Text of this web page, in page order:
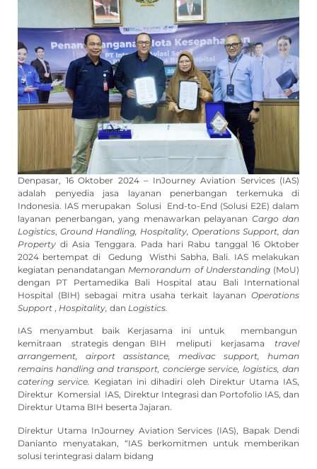
Denpasar, 16 Oktober 2024 – InJourney Aviation Services (IAS)
adalah penyedia jasa layanan penerbangan terkemuka di
Indonesia. IAS merupakan Solusi End-to-End (Solusi E2E) dalam
layanan penerbangan, yang menawarkan pelayanan Cargo dan
Logistics, Ground Handling, Hospitality, Operations Support, dan
Propertydi Asia Tenggara. Pada hari Rabu tanggal 16 Oktober
2024 bertempat di Gedung Wisthi Sabha, Bali. IAS melakukan
kegiatan penandatanganMemorandum of Understanding (MoU)
dengan PT Pertamedika Bali Hospital atau Bali International
Hospital (BIH) sebagai mitra usaha terkait layanan Operations
Support , Hospitality, dan Logistics.
IAS menyambut baik Kerjasama ini untuk membangun
kemitraan strategis dengan BIH meliputi kerjasama travel
arrangement, airport assistance, medivac support, human
remains handling and transport, concierge service, logistics, dan
catering service. Kegiatan ini dihadiri oleh Direktur Utama IAS,
Direktur Komersial IAS, Direktur Integrasi dan Portofolio IAS, dan
Direktur Utama BIH beserta Jajaran.
Direktur Utama InJourney Aviation Services (IAS), Bapak Dendi
Danianto menyatakan, “IAS berkomitmen untuk memberikan
solusi terintegrasi dalam bidang